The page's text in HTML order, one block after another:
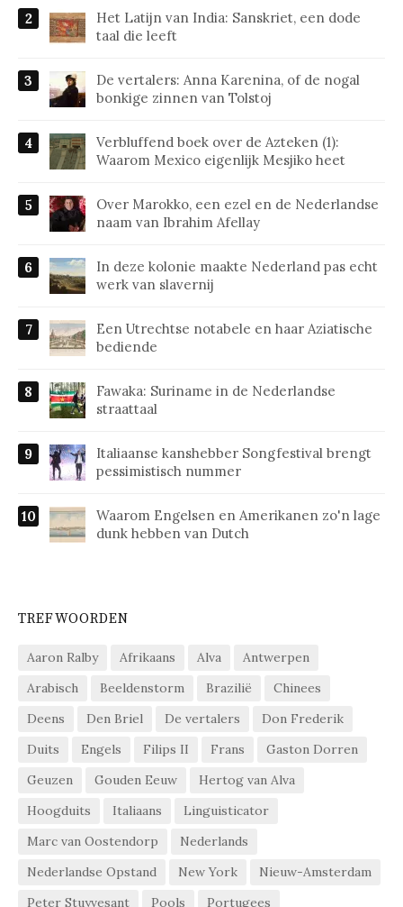
Het Latijn van India: Sanskriet, een dode
taal die leeft
De vertalers: Anna Karenina, of de nogal
bonkige zinnen van Tolstoj
Verbluffend boek over de Azteken (1):
Waarom Mexico eigenlijk Mesjiko heet
Over Marokko, een ezel en de Nederlandse
naam van Ibrahim Afellay
In deze kolonie maakte Nederland pas echt
werk van slavernij
Een Utrechtse notabele en haar Aziatische
bediende
Fawaka: Suriname in de Nederlandse
straattaal
Italiaanse kanshebber Songfestival brengt
pessimistisch nummer
Waarom Engelsen en Amerikanen zo'n lage
dunk hebben van Dutch
TREFWOORDEN
Aaron Ralby Afrikaans Alva
Antwerpen
Arabisch
Beeldenstorm Brazilië
Chinees
Deens
Den Briel De vertalers
Don Frederik
Duits
Engels Filips II Frans
Gaston Dorren
Geuzen
Gouden Eeuw
Hertog van Alva
Hoogduits
Italiaans
Linguisticator
Marc van Oostendorp
Nederlands
Nederlandse Opstand
New York
Nieuw-Amsterdam
Peter Stuyvesant
Pools Portugees